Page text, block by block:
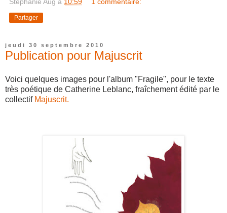
Partager
jeudi 30 septembre 2010
Publication pour Majuscrit
Voici quelques images pour l'album "Fragile", pour le texte
très poétique de Catherine Leblanc, fraîchement édité par le
collectif Majuscrit.